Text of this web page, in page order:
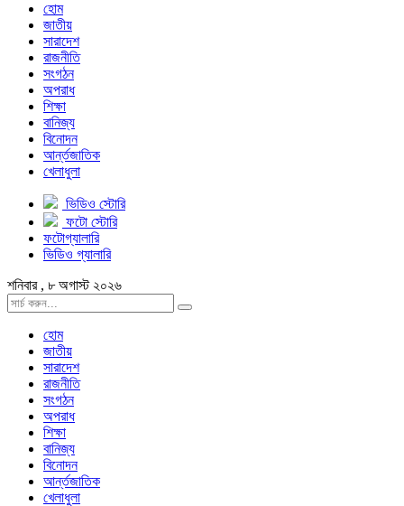
হোম
জাতীয়
সারাদেশ
রাজনীতি
সংগঠন
অপরাধ
শিক্ষা
বানিজ্য
বিনোদন
আর্ন্তজাতিক
খেলাধুলা
ভিডিও স্টোরি
ফটো স্টোরি
ফটোগ্যালারি
ভিডিও গ্যালারি
শনিবার , ৮ অগাস্ট ২০২৬
হোম
জাতীয়
সারাদেশ
রাজনীতি
সংগঠন
অপরাধ
শিক্ষা
বানিজ্য
বিনোদন
আর্ন্তজাতিক
খেলাধুলা